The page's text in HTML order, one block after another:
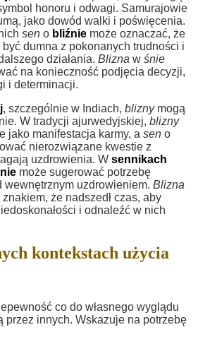
honoru i odwagi. Samurajowie
jako dowód walki i poświęcenia.
sen o bliźnie może oznaczać, że
dumna z pokonanych trudności i
działania. Blizna w śnie
na konieczność podjęcia decyzji,
i determinacji.
, szczególnie w Indiach, bliznymogą
W tradycji ajurwedyjskiej, blizny
jako manifestacja karmy, a sen o
nierozwiązane kwestie z
uzdrowienia. W sennikach
może sugerować potrzebę
wewnętrznym uzdrowieniem. Blizna
że nadszedł czas, aby
i odnaleźć w nich
kontekstach użycia
co do własnego wyglądu
przez innych. Wskazuje na potrzebę